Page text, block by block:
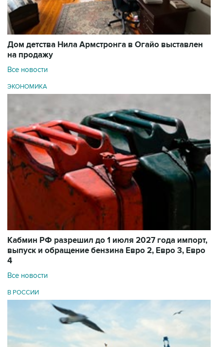
Дом детства Нила Армстронга в Огайо выставлен
на продажу
Все новости
ЭКОНОМИКА
Кабмин РФ разрешил до 1 июля 2027 года импорт,
выпуск и обращение бензина Евро 2, Евро 3, Евро
4
Все новости
В РОССИИ